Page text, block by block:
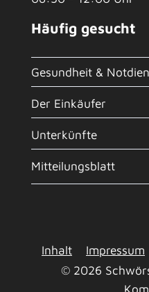
Häufig gesucht
Gesundheit &
Der Einkäufer
Unterkünfte
Mitteilungsblatt
Inhalt Impressum
© 2026